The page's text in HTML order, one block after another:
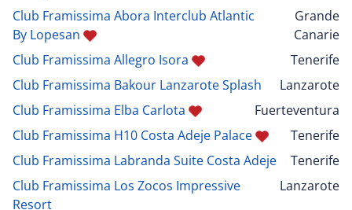
Club Framissima Abora Interclub Atlantic
By Lopesan
Grande
Canarie
Club Framissima Allegro Isora
Tenerife
Club Framissima Bakour Lanzarote Splash
Lanzarote
Club Framissima Elba Carlota
Fuerteventura
Club Framissima H10 Costa Adeje Palace
Tenerife
Club Framissima Labranda Suite Costa Adeje
Tenerife
Club Framissima Los Zocos Impressive
Resort
Lanzarote